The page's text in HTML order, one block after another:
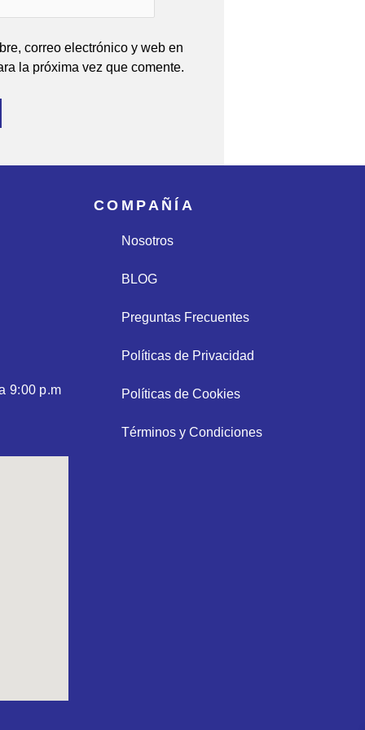
correo electrónico y web en
la próxima vez que comente.
9:00 p.m
COMPAÑÍA
Nosotros
BLOG
Preguntas Frecuentes
Políticas de Privacidad
Políticas de Cookies
Términos y Condiciones